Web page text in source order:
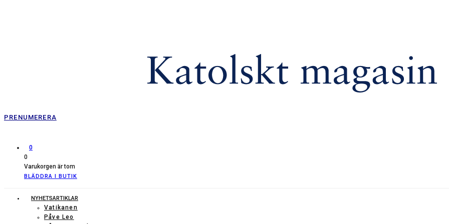
PRENUMERERA
0
0
Varukorgen är tom
BLÄDDRA I BUTIK
NYHETSARTIKLAR
Vatikanen
Påve Leo